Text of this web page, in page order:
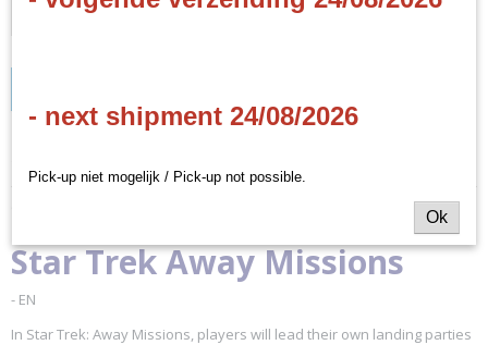
EAN code
9781638840596
Productcode leverancier
Star Trek Away Missions
- EN
In Star Trek: Away Missions, players will lead their own landing parties
- next shipment 24/08/2026
Pick-up niet mogelijk / Pick-up not possible.
Ok